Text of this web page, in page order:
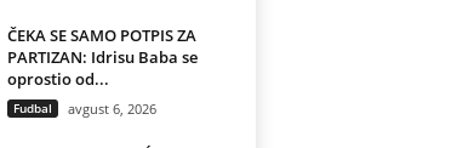
ČEKA SE SAMO POTPIS ZA
PARTIZAN: Idrisu Baba se
oprostio od...
Fudbal avgust 6, 2026